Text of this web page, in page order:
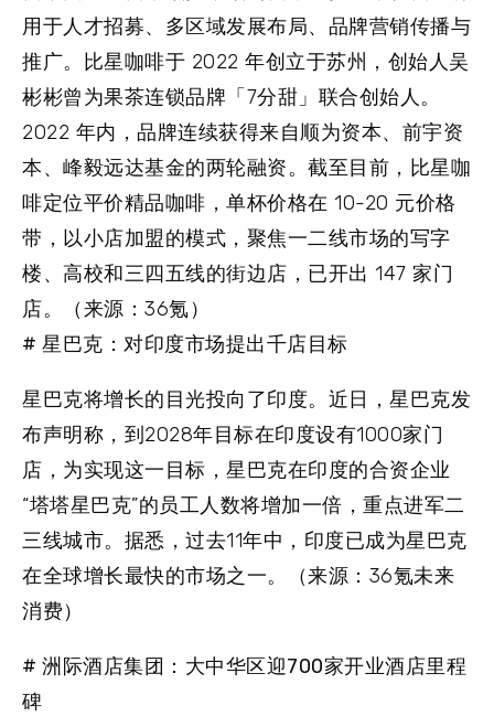
用于人才招募、多区域发展布局、品牌营销传播与
推广。比星咖啡于 2022 年创立于苏州，创始人吴
彬彬曾为果茶连锁品牌「7分甜」联合创始人。
2022 年内，品牌连续获得来自顺为资本、前宇资
本、峰毅远达基金的两轮融资。截至目前，比星咖
啡定位平价精品咖啡，单杯价格在 10-20 元价格
带，以小店加盟的模式，聚焦一二线市场的写字
楼、高校和三四五线的街边店，已开出 147 家门
店。（来源：36氪）
# 星巴克：对印度市场提出千店目标
星巴克将增长的目光投向了印度。近日，星巴克发
布声明称，到2028年目标在印度设有1000家门
店，为实现这一目标，星巴克在印度的合资企业
“塔塔星巴克”的员工人数将增加一倍，重点进军二
三线城市。据悉，过去11年中，印度已成为星巴克
在全球增长最快的市场之一。（来源：36氪未来
消费）
# 洲际酒店集团：大中华区迎700家开业酒店里程
碑